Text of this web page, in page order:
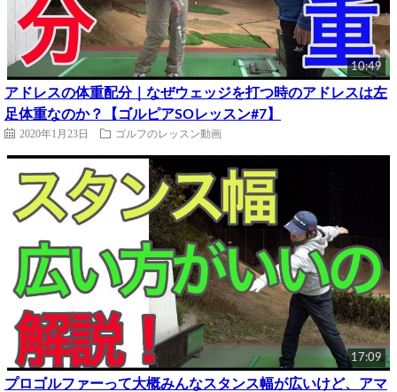
10:49
アドレスの体重配分｜なぜウェッジを打つ時のアドレスは左
足体重なのか？【ゴルピアSOレッスン#7】
2020年1月23日 ゴルフのレッスン動画
17:09
プロゴルファーって大概みんなスタンス幅が広いけど、アマ